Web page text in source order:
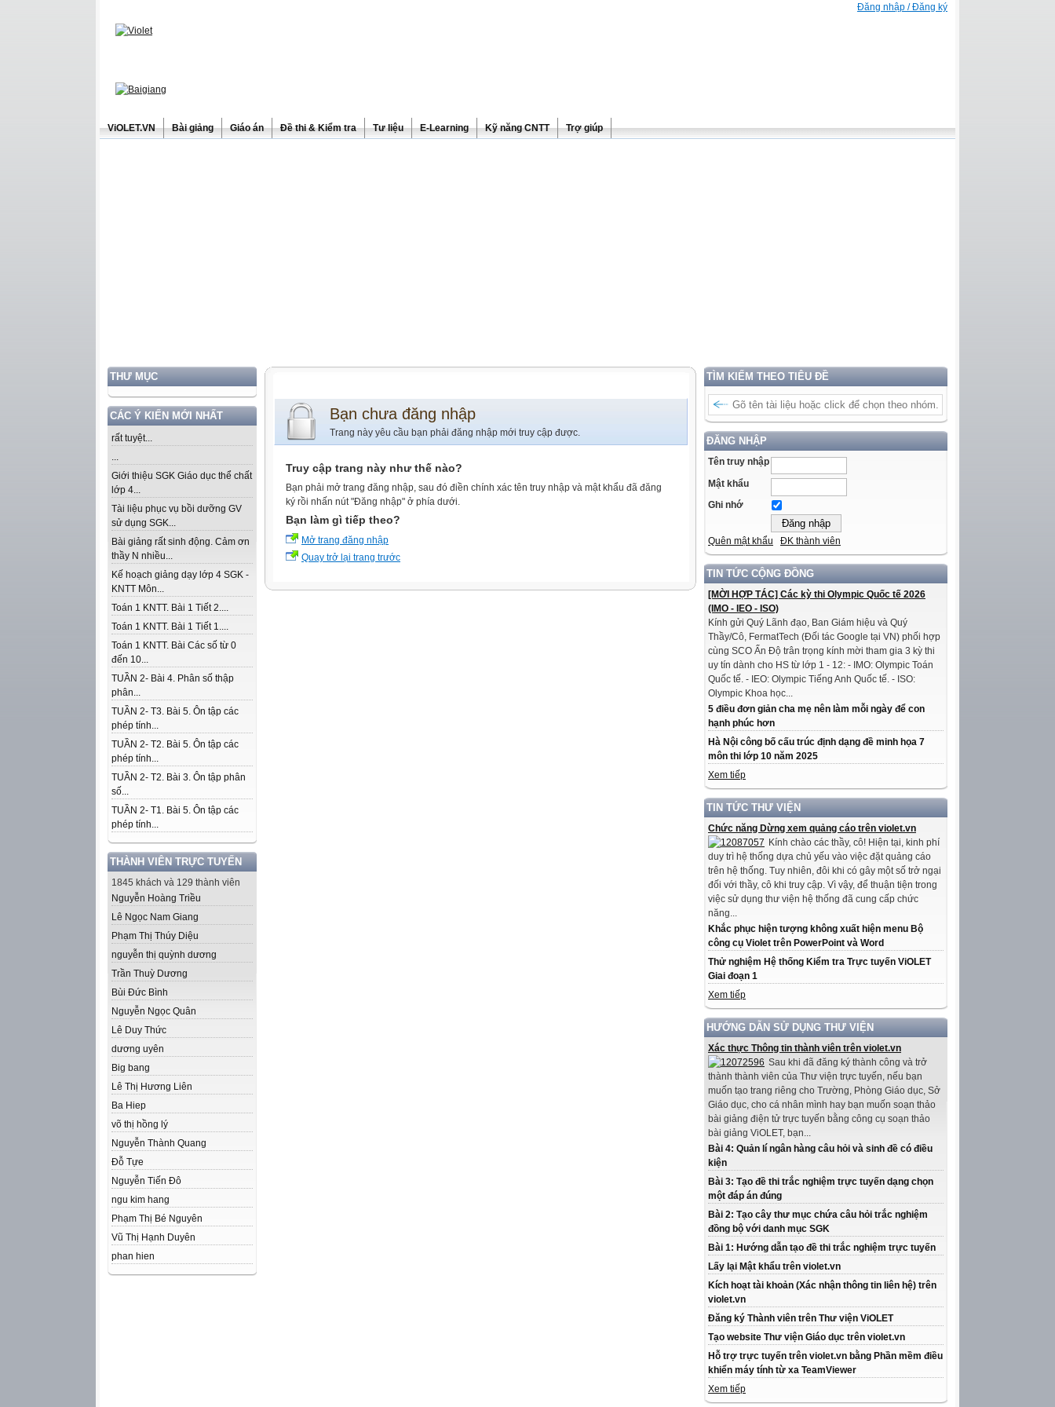
Đăng nhập / Đăng ký
ViOLET.VN Bài giảng Giáo án Đề thi & Kiểm tra Tư liệu E-Learning Kỹ năng CNTT Trợ giúp
THƯ MỤC
CÁC Ý KIẾN MỚI NHẤT
rất tuyệt...
...
Giới thiệu SGK Giáo dục thể chất
lớp 4...
Tài liệu phục vụ bồi dưỡng GV
sử dụng SGK...
Bài giảng rất sinh động. Cảm ơn
thầy N nhiều...
Kế hoạch giảng dạy lớp 4 SGK -
KNTT Môn...
Toán 1 KNTT. Bài 1 Tiết 2....
Toán 1 KNTT. Bài 1 Tiết 1....
Toán 1 KNTT. Bài Các số từ 0
đến 10...
TUẦN 2- Bài 4. Phân số thập
phân...
TUẦN 2- T3. Bài 5. Ôn tập các
phép tính...
TUẦN 2- T2. Bài 5. Ôn tập các
phép tính...
TUẦN 2- T2. Bài 3. Ôn tập phân
số...
TUẦN 2- T1. Bài 5. Ôn tập các
phép tính...
THÀNH VIÊN TRỰC TUYẾN
1845 khách và 129 thành viên
Nguyễn Hoàng Triều
Lê Ngọc Nam Giang
Phạm Thị Thúy Diệu
nguyễn thị quỳnh dương
Trần Thuỳ Dương
Bùi Đức Bình
Nguyễn Ngọc Quân
Lê Duy Thức
dương uyên
Big bang
Lê Thị Hương Liên
Ba Hiep
võ thị hồng lý
Nguyễn Thành Quang
Đỗ Tựe
Nguyễn Tiến Đô
ngu kim hang
Phạm Thị Bé Nguyên
Vũ Thị Hạnh Duyên
phan hien
TÌM KIẾM THEO TIÊU ĐỀ
ĐĂNG NHẬP
Tên truy nhập
Mật khẩu
Ghi nhớ
Quên mật khẩu ĐK thành viên
TIN TỨC CỘNG ĐỒNG
[MỜI HỢP TÁC] Các kỳ thi Olympic Quốc tế 2026
(IMO - IEO - ISO)
Kính gửi Quý Lãnh đạo, Ban Giám hiệu và Quý
Thầy/Cô, FermatTech (Đối tác Google tại VN) phối hợp
cùng SCO Ấn Độ trân trọng kính mời tham gia 3 kỳ thi
uy tín dành cho HS từ lớp 1 - 12: - IMO: Olympic Toán
Quốc tế. - IEO: Olympic Tiếng Anh Quốc tế. - ISO:
Olympic Khoa học...
5 điều đơn giản cha mẹ nên làm mỗi ngày để con
hạnh phúc hơn
Hà Nội công bố cấu trúc định dạng đề minh họa 7
môn thi lớp 10 năm 2025
Xem tiếp
TIN TỨC THƯ VIỆN
Chức năng Dừng xem quảng cáo trên violet.vn
Kính chào các thầy, cô! Hiện tại, kinh phí
duy trì hệ thống dựa chủ yếu vào việc đặt quảng cáo
trên hệ thống. Tuy nhiên, đôi khi có gây một số trở ngại
đối với thầy, cô khi truy cập. Vì vậy, để thuận tiện trong
việc sử dụng thư viện hệ thống đã cung cấp chức
năng...
Khắc phục hiện tượng không xuất hiện menu Bộ
công cụ Violet trên PowerPoint và Word
Thử nghiệm Hệ thống Kiểm tra Trực tuyến ViOLET
Giai đoạn 1
Xem tiếp
HƯỚNG DẪN SỬ DỤNG THƯ VIỆN
Xác thực Thông tin thành viên trên violet.vn
Sau khi đã đăng ký thành công và trở
thành thành viên của Thư viện trực tuyến, nếu bạn
muốn tạo trang riêng cho Trường, Phòng Giáo dục, Sở
Giáo dục, cho cá nhân mình hay bạn muốn soạn thảo
bài giảng điện tử trực tuyến bằng công cụ soạn thảo
bài giảng ViOLET, bạn...
Bài 4: Quản lí ngân hàng câu hỏi và sinh đề có điều
kiện
Bài 3: Tạo đề thi trắc nghiệm trực tuyến dạng chọn
một đáp án đúng
Bài 2: Tạo cây thư mục chứa câu hỏi trắc nghiệm
đồng bộ với danh mục SGK
Bài 1: Hướng dẫn tạo đề thi trắc nghiệm trực tuyến
Lấy lại Mật khẩu trên violet.vn
Kích hoạt tài khoản (Xác nhận thông tin liên hệ) trên
violet.vn
Đăng ký Thành viên trên Thư viện ViOLET
Tạo website Thư viện Giáo dục trên violet.vn
Hỗ trợ trực tuyến trên violet.vn bằng Phần mềm điều
khiển máy tính từ xa TeamViewer
Xem tiếp
Bạn chưa đăng nhập
Trang này yêu cầu bạn phải đăng nhập mới truy cập được.
Truy cập trang này như thế nào?
Bạn phải mở trang đăng nhập, sau đó điền chính xác tên truy nhập và mật khẩu đã đăng
ký rồi nhấn nút "Đăng nhập" ở phía dưới.
Bạn làm gì tiếp theo?
Mở trang đăng nhập
Quay trở lại trang trước